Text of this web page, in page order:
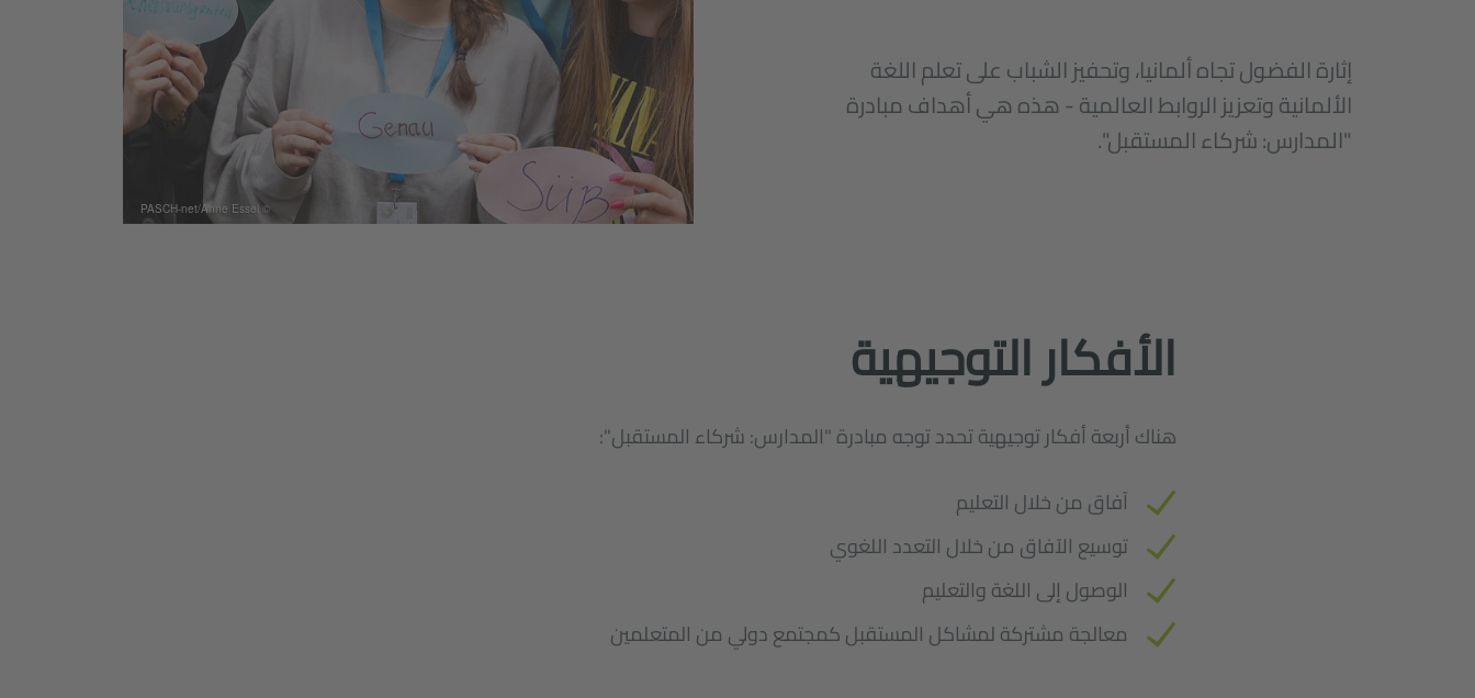
إثارة الفضول تجاه ألمانيا، وتحفيز الشباب على تعلم اللغة
الألمانية وتعزيز الروابط العالمية - هذه هي أهداف مبادرة
"المدارس: شركاء المستقبل".
© PASCH-net/Anne Essel
الأفكار التوجيهية
هناك أربعة أفكار توجيهية تحدد توجه مبادرة "المدارس: شركاء المستقبل":
آفاق من خلال التعليم
توسيع الآفاق من خلال التعدد اللغوي
الوصول إلى اللغة والتعليم
معالجة مشتركة لمشاكل المستقبل كمجتمع دولي من المتعلمين